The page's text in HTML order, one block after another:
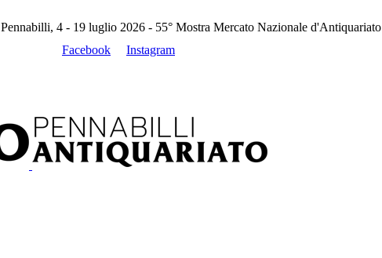
Pennabilli, 4 - 19 luglio 2026 - 55° Mostra Mercato Nazionale d'Antiquariato
Facebook
Instagram